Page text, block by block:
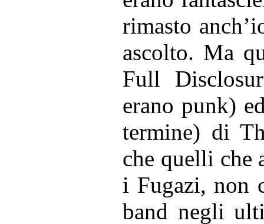
rimasto
ascolto. Ma
Full
erano punk)
termine) di
che quelli che
i Fugazi, non
band negli